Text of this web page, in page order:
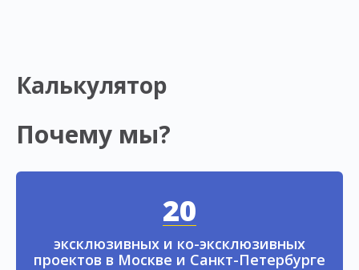
Калькулятор
Почему мы?
20
эксклюзивных и ко-эксклюзивных
проектов в Москве и Санкт-Петербурге